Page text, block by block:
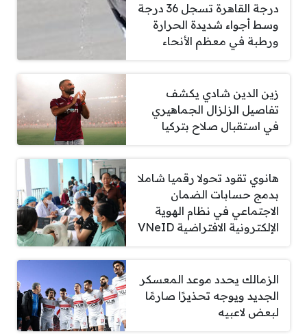
درجة القاهرة تسجل 36 درجة
وسط أجواء شديدة الحرارة
ورطبة في معظم الأنحاء
زين الدين شادي يكشف
تفاصيل الزلزال الجماهيري
في استقبال صلاح بتركيا
هانوي تقود تحولا رقميا شاملا
بدمج حسابات الضمان
الاجتماعي في نظام الهوية
الإلكترونية الافتراضية VNeID
الزمالك يحدد موعد المعسكر
الجديد ويوجه تحذيرًا صارمًا
لبعض لاعبيه